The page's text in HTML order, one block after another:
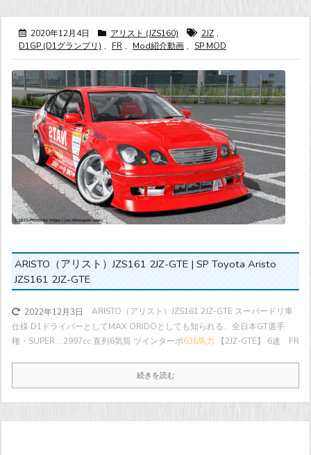
2020年12月4日 アリスト (JZS160) 2JZ ,
D1GP (D1グランプリ) , FR , Mod紹介動画 , SP MOD
ARISTO（アリスト）JZS161 2JZ-GTE | SP Toyota Aristo
JZS161 2JZ-GTE
2022年12月3日
ARISTO（アリスト）JZS161 2JZ-GTE スーパードリ車
仕様 D1ドライバーとしてMAX ORIDOとしても知られる、全日本GT選手
権・SUPER ...2997cc 直列6気筒 ツインターボ636馬力 【2JZ-GTE】 6速 FR
続きを読む